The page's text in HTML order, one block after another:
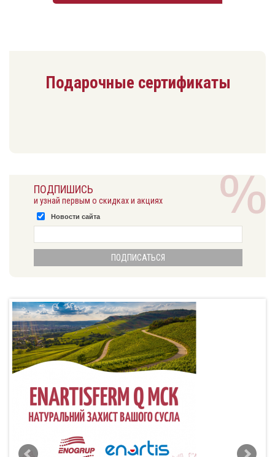
Подарочные сертификаты
ПОДПИШИСЬ
и узнай первым о скидках и акциях
Новости сайта